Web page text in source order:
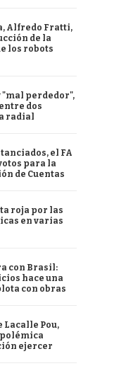
Alfredo Fratti,
de la
los robots
"mal perdedor",
dos
radial
el FA
para la
de Cuentas
roja por las
en varias
con Brasil:
hace una
con obras
Lacalle Pou,
ejercer